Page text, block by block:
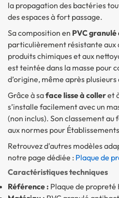
la propagation des bactéries
des espaces à fort passage.
Sa composition en PVC
particulièrement résistante aux
produits chimiques et aux
est teintée dans la masse pour
d’origine, même après plusieurs
Grâce à saface lisse à colleret
s’installe facilement avec un
(non inclus). Son classement au
aux normes pour
Retrouvez d'autres modèles
notre page dédiée : Plaque de
Caractéristiques techniques
Référence : Plaque de propreté